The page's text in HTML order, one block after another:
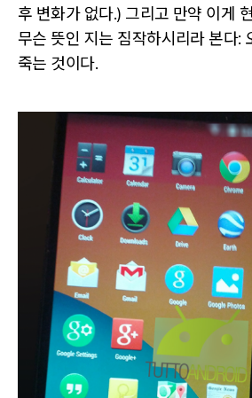
후 변화가 없다.) 그리고 만약 이게
무슨 뜻인 지는 짐작하시리라 본다:
죽는 것이다.